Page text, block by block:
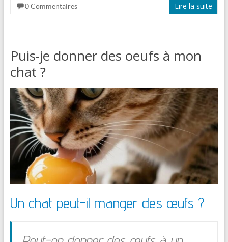
0 Commentaires
Lire la suite
Puis-je donner des oeufs à mon
chat ?
Un chat peut-il manger des œufs ?